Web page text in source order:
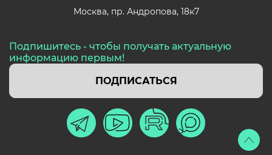
Москва,пр. Андропова, 18к7
Подпишитесь - чтобы получать актуальную
информацию первым!
ПОДПИСАТЬСЯ